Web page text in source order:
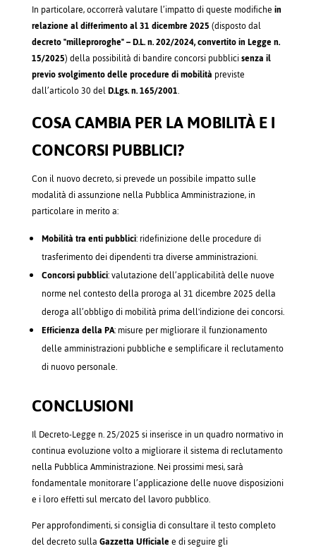
In particolare, occorrerà valutare l’impatto di queste modifichein
relazione al differimento al 31 dicembre 2025(disposto dal
decreto "milleproroghe" – D.L. n. 202/2024, convertito in Legge n.
15/2025) della possibilità di bandire concorsi pubblicisenza il
previo svolgimento delle procedure di mobilità previste
dall’articolo 30 delD.Lgs. n. 165/2001.
COSA CAMBIA PER LA MOBILITÀ E I
CONCORSI PUBBLICI?
Con il nuovo decreto, si prevede un possibile impatto sulle
modalità di assunzione nella Pubblica Amministrazione, in
particolare in merito a:
Mobilità tra enti pubblici: ridefinizione delle procedure di
trasferimento dei dipendenti tra diverse amministrazioni.
Concorsi pubblici: valutazione dell’applicabilità delle nuove
norme nel contesto della proroga al 31 dicembre 2025 della
deroga all’obbligo di mobilità prima dell'indizione dei concorsi.
Efficienza della PA: misure per migliorare il funzionamento
delle amministrazioni pubbliche e semplificare il reclutamento
di nuovo personale.
CONCLUSIONI
Il Decreto-Legge n. 25/2025 si inserisce in un quadro normativo in
continua evoluzione volto a migliorare il sistema di reclutamento
nella Pubblica Amministrazione. Nei prossimi mesi, sarà
fondamentale monitorare l’applicazione delle nuove disposizioni
e i loro effetti sul mercato del lavoro pubblico.
Per approfondimenti, si consiglia di consultare il testo completo
del decreto sullaGazzetta Ufficialee di seguire gli